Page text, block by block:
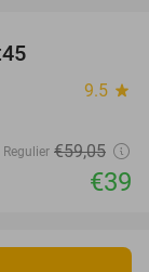
9.5 star
Regulier €59,05
€39